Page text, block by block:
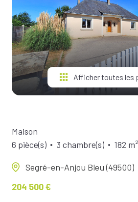
ESTIMEZ
VOTRE
BIEN
NOTRE
ÉQUIPE
Afficher toutes les
Maison
6 pièce(s)
3 chambre(s) 182 m²
Segré-en-Anjou Bleu (49500)
204 500 €